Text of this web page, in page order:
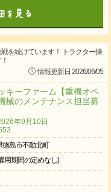
を続けています！ トラクター操
情報更新日 2026/06/05
キーファーム【重機オペ
械のメンテナンス担当募
年9月10日
徳島市不動北町
用期間の定めなし)